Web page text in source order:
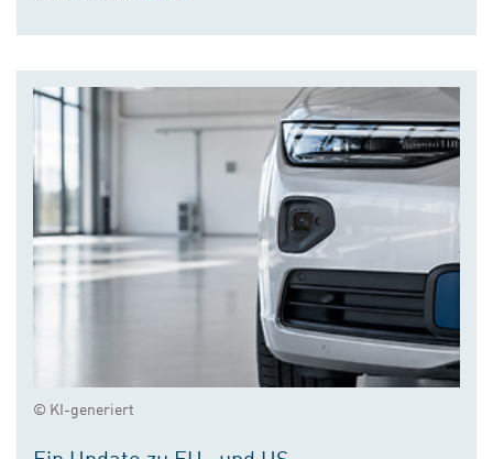
© KI-generiert